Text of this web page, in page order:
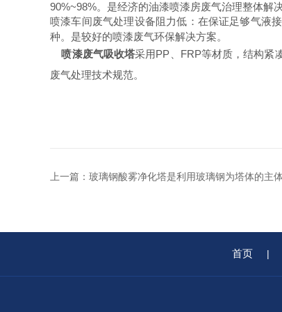
90%~98%。是经济的油漆喷漆房废气治理整体解决
喷漆车间废气处理设备阻力低 ：在保证足够气液
种。是较好的喷漆废气环保解决方案。
喷漆废气吸收塔采用PP、FRP等材质，结构紧
废气处理技术规范。
上一篇： 玻璃钢酸雾净化塔是利用玻璃钢为塔体的主
首页 |